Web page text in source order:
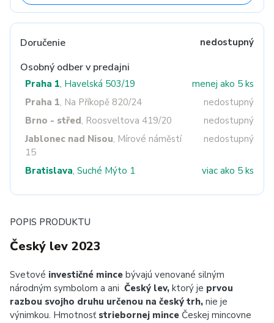
Doručenie nedostupný
Osobný odber v predajni
Praha 1, Havelská 503/19
menej ako 5 ks
Praha 1, Na Příkopě 820/24
nedostupný
Brno - střed, Roosveltova 419/20
nedostupný
Jablonec nad Nisou, Mírové náměstí
15
nedostupný
Bratislava, Suché Mýto 1 viac ako 5 ks
POPIS PRODUKTU
Český lev 2023
Svetové investičné mince bývajú venované silným
národným symbolom a ani Český lev, ktorý je prvou
razbou svojho druhu určenou na český trh, nie je
výnimkou. Hmotnosť striebornej mince Českej mincovne